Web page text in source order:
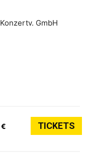
GmbH
TICKETS